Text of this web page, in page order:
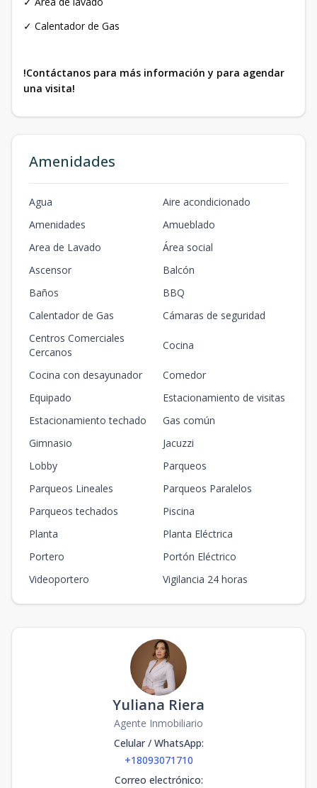
✓ Calentador de Gas
!Contáctanos para más información y para agendar
una visita!
Amenidades
Agua
Aire acondicionado
Amenidades
Amueblado
Area de Lavado
Área social
Ascensor
Balcón
Baños
BBQ
Calentador de Gas
Cámaras de seguridad
Centros Comerciales
Cercanos
Cocina
Cocina con desayunador
Comedor
Equipado
Estacionamiento de visitas
Estacionamiento techado
Gas común
Gimnasio
Jacuzzi
Lobby
Parqueos
Parqueos Lineales
Parqueos Paralelos
Parqueos techados
Piscina
Planta
Planta Eléctrica
Portero
Portón Eléctrico
Videoportero
Vigilancia 24 horas
Yuliana Riera
Agente Inmobiliario
Celular / WhatsApp:
+18093071710
Correo electrónico: